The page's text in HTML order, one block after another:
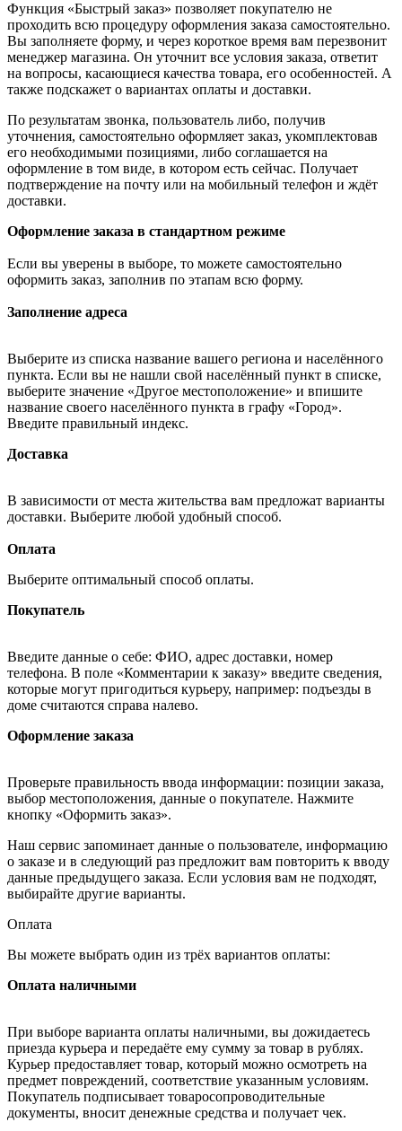
Функция «Быстрый заказ» позволяет покупателю не
проходить всю процедуру оформления заказа самостоятельно.
Вы заполняете форму, и через короткое время вам перезвонит
менеджер магазина. Он уточнит все условия заказа, ответит
на вопросы, касающиеся качества товара, его особенностей. А
также подскажет о вариантах оплаты и доставки.
По результатам звонка, пользователь либо, получив
уточнения, самостоятельно оформляет заказ, укомплектовав
его необходимыми позициями, либо соглашается на
оформление в том виде, в котором есть сейчас. Получает
подтверждение на почту или на мобильный телефон и ждёт
доставки.
Оформление заказа в стандартном режиме
Если вы уверены в выборе, то можете самостоятельно
оформить заказ, заполнив по этапам всю форму.
Заполнение адреса
Выберите из списка название вашего региона и населённого
пункта. Если вы не нашли свой населённый пункт в списке,
выберите значение «Другое местоположение» и впишите
название своего населённого пункта в графу «Город».
Введите правильный индекс.
Доставка
В зависимости от места жительства вам предложат варианты
доставки. Выберите любой удобный способ.
Оплата
Выберите оптимальный способ оплаты.
Покупатель
Введите данные о себе: ФИО, адрес доставки, номер
телефона. В поле «Комментарии к заказу» введите сведения,
которые могут пригодиться курьеру, например: подъезды в
доме считаются справа налево.
Оформление заказа
Проверьте правильность ввода информации: позиции заказа,
выбор местоположения, данные о покупателе. Нажмите
кнопку «Оформить заказ».
Наш сервис запоминает данные о пользователе, информацию
о заказе и в следующий раз предложит вам повторить к вводу
данные предыдущего заказа. Если условия вам не подходят,
выбирайте другие варианты.
Оплата
Вы можете выбрать один из трёх вариантов оплаты:
Оплата наличными
При выборе варианта оплаты наличными, вы дожидаетесь
приезда курьера и передаёте ему сумму за товар в рублях.
Курьер предоставляет товар, который можно осмотреть на
предмет повреждений, соответствие указанным условиям.
Покупатель подписывает товаросопроводительные
документы, вносит денежные средства и получает чек.